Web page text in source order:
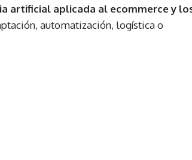
artificial aplicada al ecommerce y
automatización, logística o